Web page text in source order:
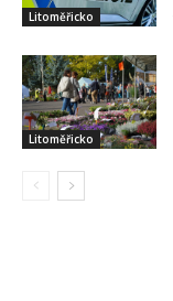
Litoměřicko
Litoměřicko